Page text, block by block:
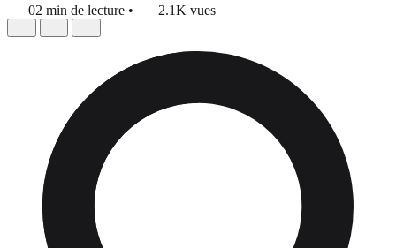
02 min de lecture • 2.1K vues